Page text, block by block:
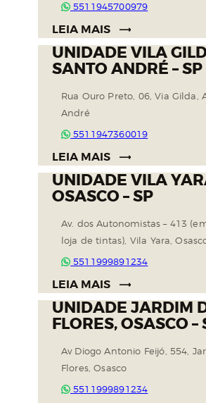
5511945700979
LEIA MAIS
UNIDADE VILA
SANTO ANDRÉ – SP
Rua Ouro Preto, 06, Via Gilda,
André
5511947360019
LEIA MAIS
UNIDADE VILA
OSASCO – SP
Av. dos Autonomistas – 413
loja de tintas), Vila Yara,
5511999891234
LEIA MAIS
UNIDADE JARDIM
FLORES, OSASCO –
Av Diogo Antonio Feijó, 554,
Flores, Osasco
5511999891234